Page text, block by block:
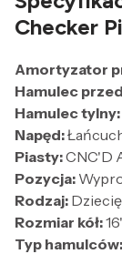
Checker
Amortyzator
Hamulec
Hamulec tylny:
Napęd:
Piasty:CNC'D
Pozycja:
Rodzaj:
Rozmiar kół:
Typ hamulców: